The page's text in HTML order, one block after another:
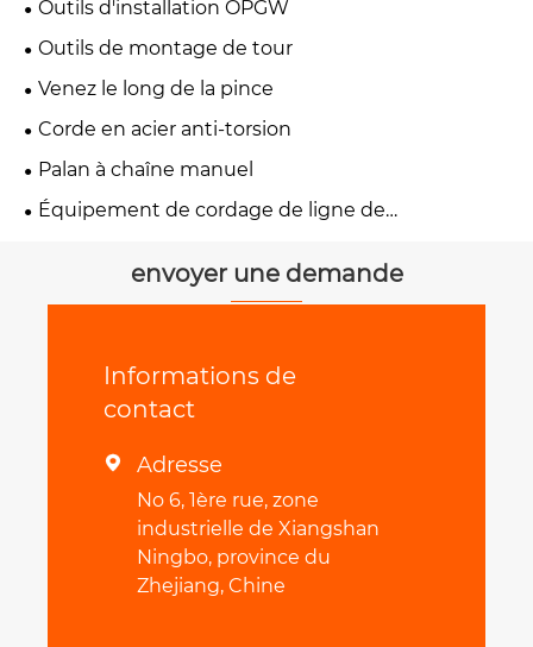
Outils d'installation OPGW
Outils de montage de tour
Venez le long de la pince
Corde en acier anti-torsion
Palan à chaîne manuel
Équipement de cordage de ligne de
envoyer une demande
Informations de
contact
 Adresse
No 6, 1ère rue, zone
industrielle de Xiangshan
Ningbo, province du
Zhejiang, Chine